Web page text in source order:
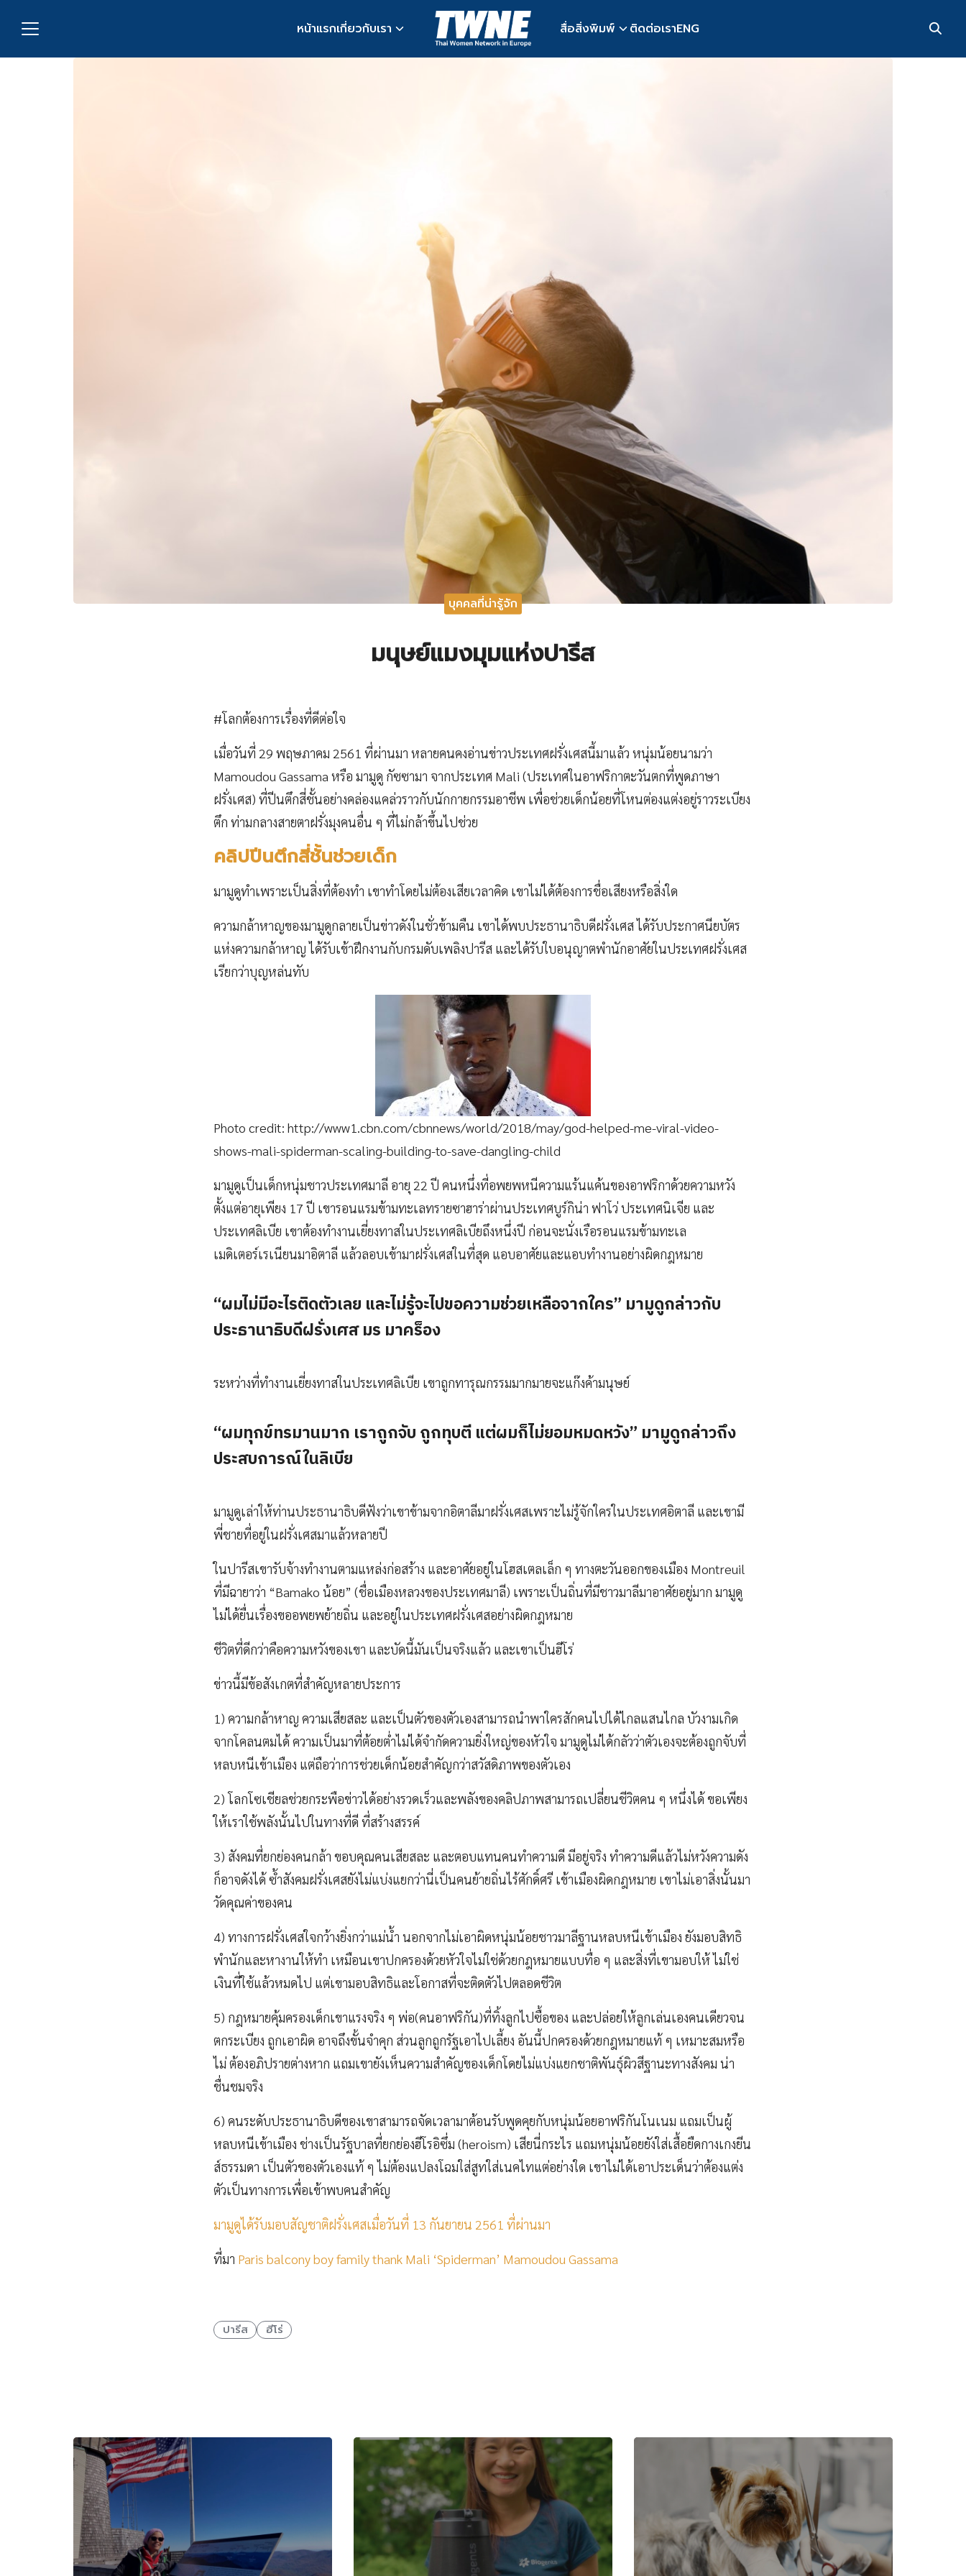
หน้าแรกเกี่ยวกับเรา สื่อสิ่งพิมพ์ ติดต่อเราENG
บุคคลที่น่ารู้จัก
มนุษย์แมงมุมแห่งปารีส
#โลกต้องการเรื่องที่ดีต่อใจ
เมื่อวันที่ 29 พฤษภาคม 2561 ที่ผ่านมา หลายคนคงอ่านข่าวประเทศฝรั่งเศสนี้มาแล้ว หนุ่มน้อยนามว่า
Mamoudou Gassama หรือ มามูดู กัซซามา จากประเทศ Mali (ประเทศในอาฟริกาตะวันตกที่พูดภาษา
ฝรั่งเศส) ที่ปีนตึกสี่ชั้นอย่างคล่องแคล่วราวกับนักกายกรรมอาชีพ เพื่อช่วยเด็กน้อยที่โหนต่องแต่งอยู่ราวระเบียง
ตึก ท่ามกลางสายตาฝรั่งมุงคนอื่น ๆ ที่ไม่กล้าขึ้นไปช่วย
คลิปปีนตึกสี่ชั้นช่วยเด็ก
มามูดูทำเพราะเป็นสิ่งที่ต้องทำ เขาทำโดยไม่ต้องเสียเวลาคิด เขาไม่ได้ต้องการชื่อเสียงหรือสิ่งใด
ความกล้าหาญของมามูดูกลายเป็นข่าวดังในชั่วข้ามคืน เขาได้พบประธานาธิบดีฝรั่งเศส ได้รับประกาศนียบัตร
แห่งความกล้าหาญ ได้รับเข้าฝึกงานกับกรมดับเพลิงปารีส และได้รับใบอนุญาตพำนักอาศัยในประเทศฝรั่งเศส
เรียกว่าบุญหล่นทับ
Photo credit: http://www1.cbn.com/cbnnews/world/2018/may/god-helped-me-viral-video-
shows-mali-spiderman-scaling-building-to-save-dangling-child
มามูดูเป็นเด็กหนุ่มชาวประเทศมาลี อายุ 22 ปี คนหนึ่งที่อพยพหนีความแร้นแค้นของอาฟริกาด้วยความหวัง
ตั้งแต่อายุเพียง 17 ปี เขารอนแรมข้ามทะเลทรายซาฮาร่าผ่านประเทศบูร์กิน่า ฟาโว่ ประเทศนิเจีย และ
ประเทศลิเบีย เขาต้องทำงานเยี่ยงทาสในประเทศลิเบียถึงหนึ่งปี ก่อนจะนั่งเรือรอนแรมข้ามทะเล
เมดิเตอร์เรเนียนมาอิตาลี แล้วลอบเข้ามาฝรั่งเศสในที่สุด แอบอาศัยและแอบทำงานอย่างผิดกฎหมาย
“ผมไม่มีอะไรติดตัวเลย และไม่รู้จะไปขอความช่วยเหลือจากใคร” มามูดูกล่าวกับ
ประธานาธิบดีฝรั่งเศส มร มาคร็อง
ระหว่างที่ทำงานเยี่ยงทาสในประเทศลิเบีย เขาถูกทารุณกรรมมากมายจะแก๊งค้ามนุษย์
“ผมทุกข์ทรมานมาก เราถูกจับ ถูกทุบตี แต่ผมก็ไม่ยอมหมดหวัง” มามูดูกล่าวถึง
ประสบการณ์ในลิเบีย
มามูดูเล่าให้ท่านประธานาธิบดีฟังว่าเขาข้ามจากอิตาลีมาฝรั่งเศสเพราะไม่รู้จักใครในประเทศอิตาลี และเขามี
พี่ชายที่อยู่ในฝรั่งเศสมาแล้วหลายปี
ในปารีสเขารับจ้างทำงานตามแหล่งก่อสร้าง และอาศัยอยู่ในโฮสเตลเล็ก ๆ ทางตะวันออกของเมือง Montreuil
ที่มีฉายาว่า “Bamako น้อย” (ชื่อเมืองหลวงของประเทศมาลี) เพราะเป็นถิ่นที่มีชาวมาลีมาอาศัยอยู่มาก มามูดู
ไม่ได้ยื่นเรื่องขออพยพย้ายถิ่น และอยู่ในประเทศฝรั่งเศสอย่างผิดกฎหมาย
ชีวิตที่ดีกว่าคือความหวังของเขา และบัดนี้มันเป็นจริงแล้ว และเขาเป็นฮีโร่
ข่าวนี้มีข้อสังเกตที่สำคัญหลายประการ
1) ความกล้าหาญ ความเสียสละ และเป็นตัวของตัวเองสามารถนำพาใครสักคนไปได้ไกลแสนไกล บัวงามเกิด
จากโคลนตมได้ ความเป็นมาที่ต้อยต่ำไม่ได้จำกัดความยิ่งใหญ่ของหัวใจ มามูดูไม่ได้กลัวว่าตัวเองจะต้องถูกจับที่
หลบหนีเข้าเมือง แต่ถือว่าการช่วยเด็กน้อยสำคัญกว่าสวัสดิภาพของตัวเอง
2) โลกโซเชียลช่วยกระพือข่าวได้อย่างรวดเร็วและพลังของคลิปภาพสามารถเปลี่ยนชีวิตคน ๆ หนึ่งได้ ขอเพียง
ให้เราใช้พลังนั้นไปในทางที่ดี ที่สร้างสรรค์
3) สังคมที่ยกย่องคนกล้า ขอบคุณคนเสียสละ และตอบแทนคนทำความดี มีอยู่จริง ทำความดีแล้วไม่หวังความดัง
ก็อาจดังได้ ซ้ำสังคมฝรั่งเศสยังไม่แบ่งแยกว่านี่เป็นคนย้ายถิ่นไร้ศักดิ์ศรี เข้าเมืองผิดกฎหมาย เขาไม่เอาสิ่งนั้นมา
วัดคุณค่าของคน
4) ทางการฝรั่งเศสใจกว้างยิ่งกว่าแม่น้ำ นอกจากไม่เอาผิดหนุ่มน้อยชาวมาลีฐานหลบหนีเข้าเมือง ยังมอบสิทธิ
พำนักและหางานให้ทำ เหมือนเขาปกครองด้วยหัวใจไม่ใช่ด้วยกฎหมายแบบทื่อ ๆ และสิ่งที่เขามอบให้ ไม่ใช่
เงินที่ใช้แล้วหมดไป แต่เขามอบสิทธิและโอกาสที่จะติดตัวไปตลอดชีวิต
5) กฎหมายคุ้มครองเด็กเขาแรงจริง ๆ พ่อ(คนอาฟริกัน)ที่ทิ้งลูกไปซื้อของ และปล่อยให้ลูกเล่นเองคนเดียวจน
ตกระเบียง ถูกเอาผิด อาจถึงขั้นจำคุก ส่วนลูกถูกรัฐเอาไปเลี้ยง อันนี้ปกครองด้วยกฎหมายแท้ ๆ เหมาะสมหรือ
ไม่ ต้องอภิปรายต่างหาก แถมเขายังเห็นความสำคัญของเด็กโดยไม่แบ่งแยกชาติพันธุ์ผิวสีฐานะทางสังคม น่า
ชื่นชมจริง
6) คนระดับประธานาธิบดีของเขาสามารถจัดเวลามาต้อนรับพูดคุยกับหนุ่มน้อยอาฟริกันโนเนม แถมเป็นผู้
หลบหนีเข้าเมือง ช่างเป็นรัฐบาลที่ยกย่องฮีโรอิซึ่ม (heroism) เสียนี่กระไร แถมหนุ่มน้อยยังใส่เสื้อยืดกางเกงยีน
ส์ธรรมดา เป็นตัวของตัวเองแท้ ๆ ไม่ต้องแปลงโฉมใส่สูทใส่เนคไทแต่อย่างใด เขาไม่ได้เอาประเด็นว่าต้องแต่ง
ตัวเป็นทางการเพื่อเข้าพบคนสำคัญ
มามูดูได้รับมอบสัญชาติฝรั่งเศสเมื่อวันที่ 13 กันยายน 2561 ที่ผ่านมา
ที่มา Paris balcony boy family thank Mali ‘Spiderman’ Mamoudou Gassama
ปารีส ฮีโร่